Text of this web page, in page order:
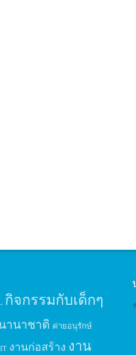
กิจกรรมกับเด็กๆ
านาชาติ ค่ายอนุรักษ์
งานก่อสร้าง งาน